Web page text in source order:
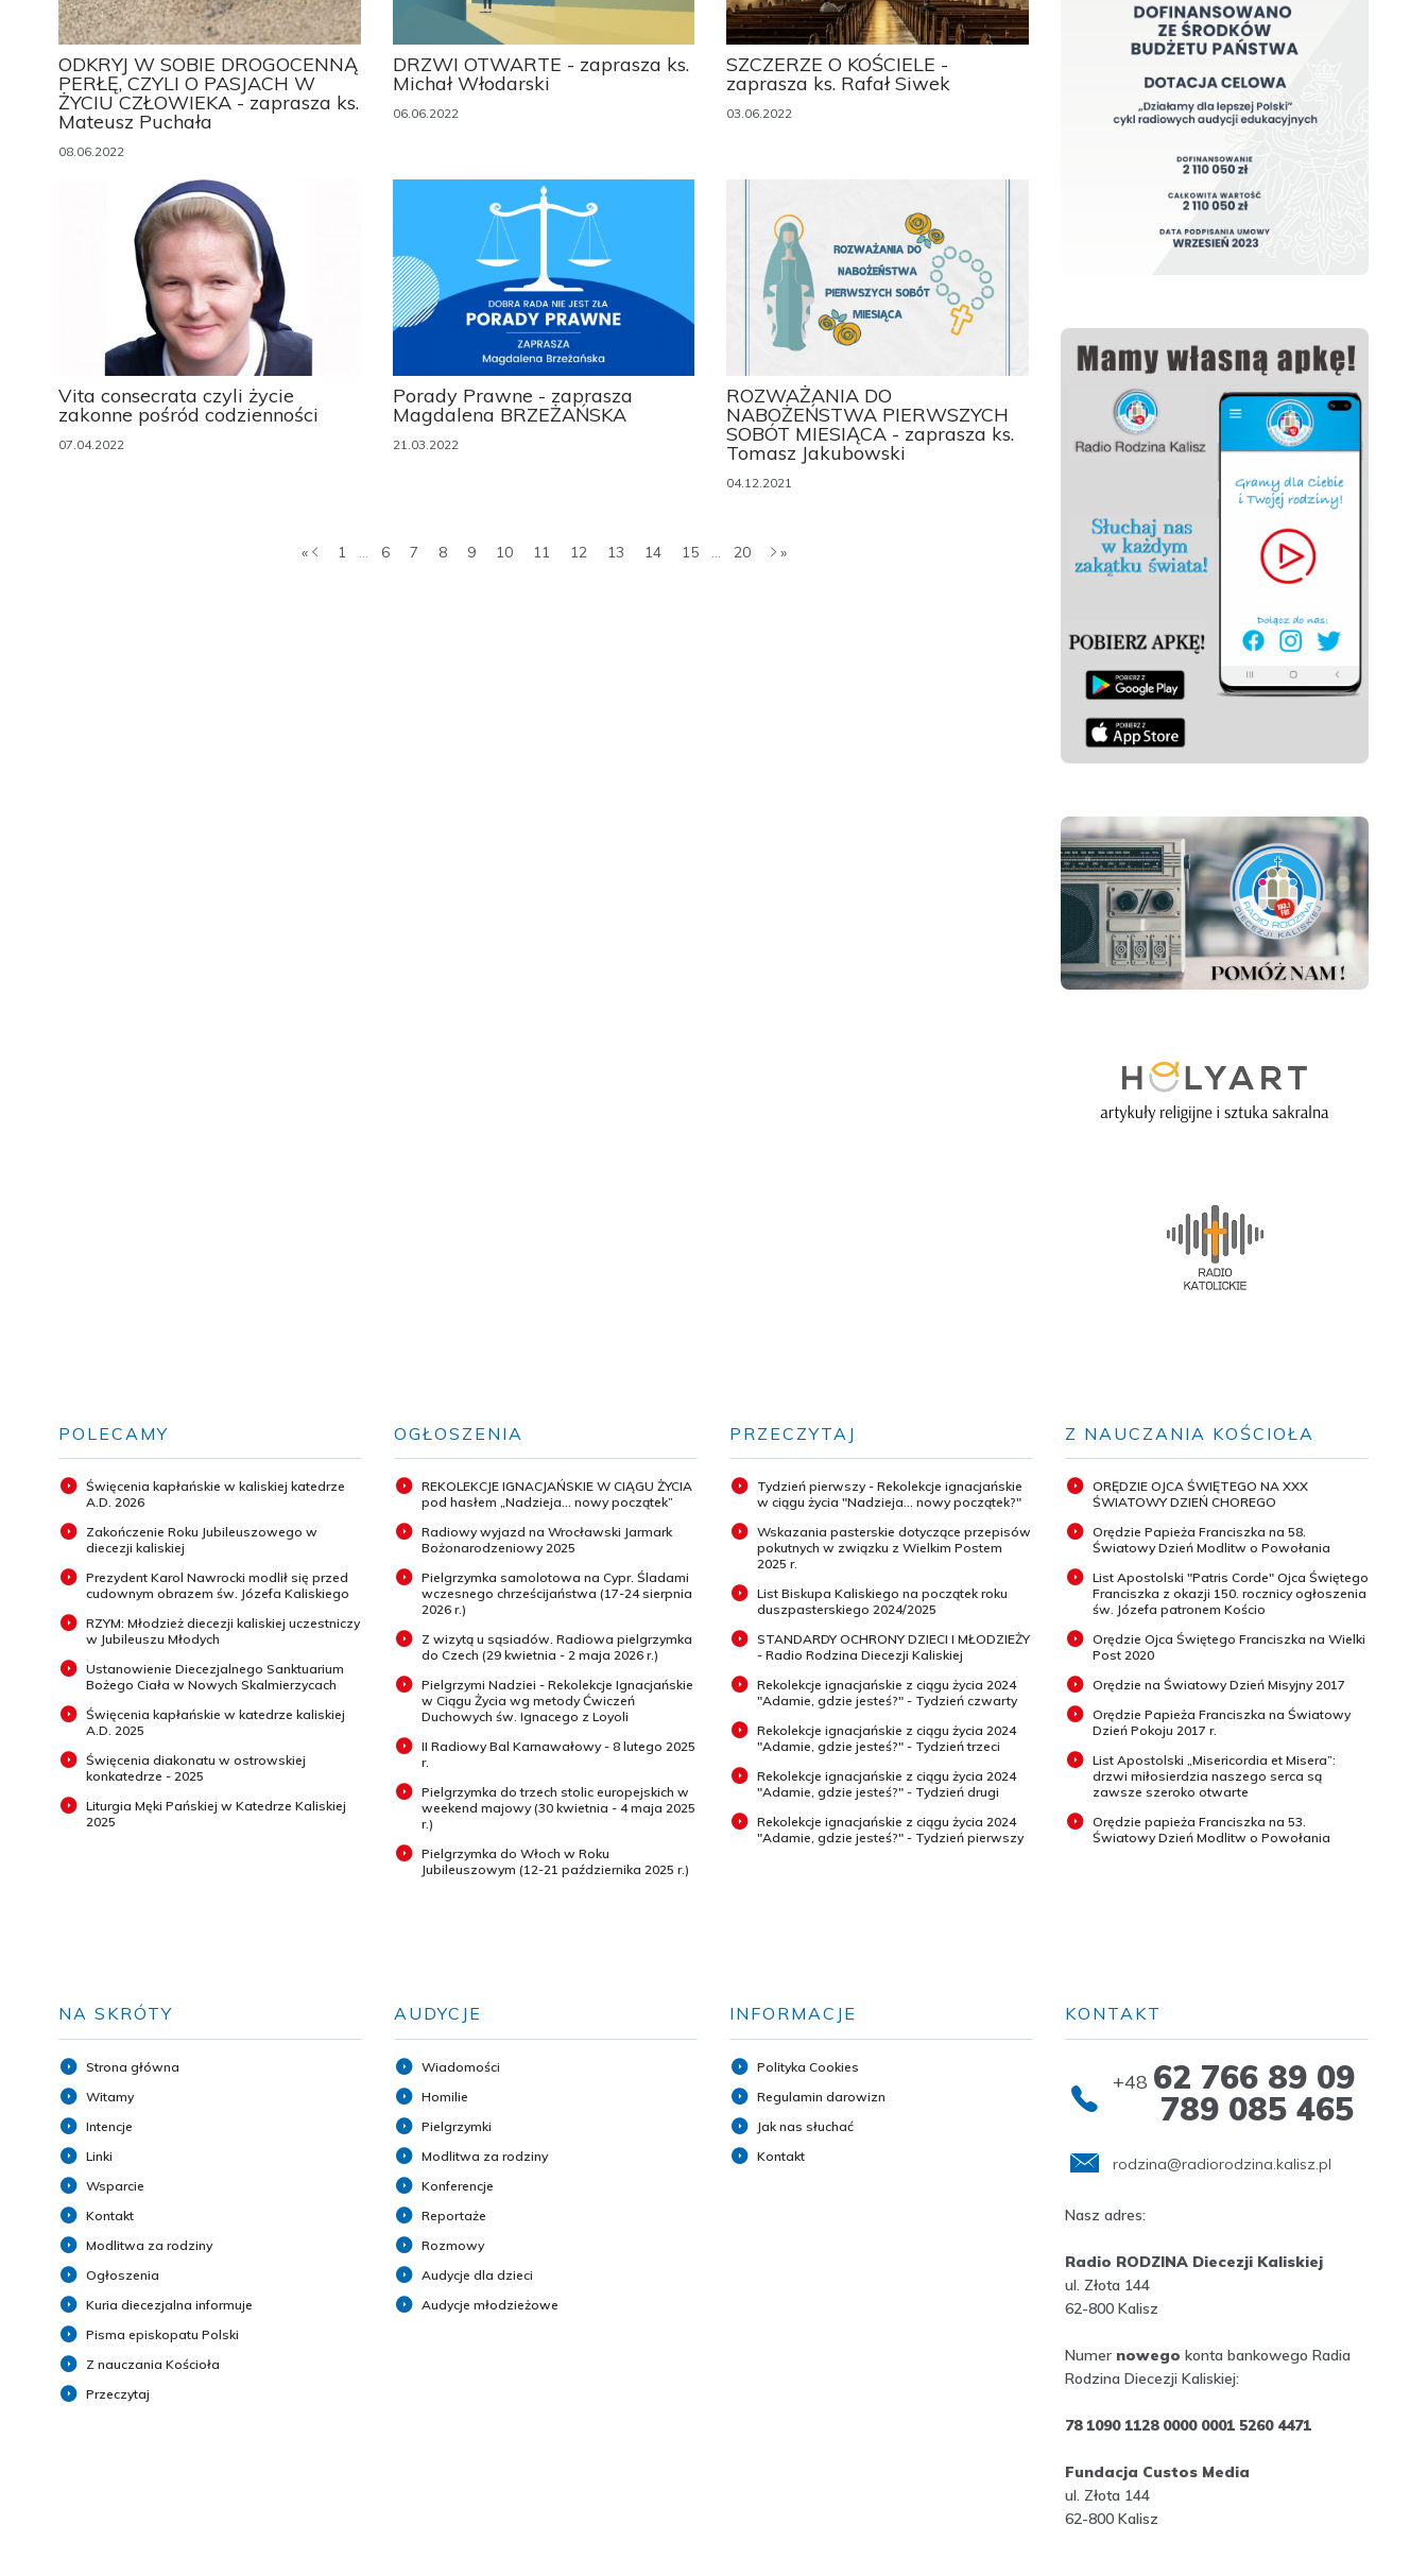
ODKRYJ W SOBIE DROGOCENNĄ
PERŁĘ, CZYLI O PASJACH W
ŻYCIU CZŁOWIEKA - zaprasza ks.
Mateusz Puchała
08.06.2022
DRZWI OTWARTE - zaprasza ks.
Michał Włodarski
06.06.2022
SZCZERZE O KOŚCIELE -
zaprasza ks. Rafał Siwek
03.06.2022
Vita consecrata czyli życie
zakonne pośród codzienności
07.04.2022
Porady Prawne - zaprasza
Magdalena BRZEŻAŃSKA
21.03.2022
ROZWAŻANIA DO
NABOŻEŃSTWA PIERWSZYCH
SOBÓT MIESIĄCA - zaprasza ks.
Tomasz Jakubowski
04.12.2021
« 1 ... 6 7 8 9 10 11 12 13 14 15 ... 20 »
POLECAMY
Święcenia kapłańskie w kaliskiej katedrze
A.D. 2026
Zakończenie Roku Jubileuszowego w
diecezji kaliskiej
Prezydent Karol Nawrocki modlił się przed
cudownym obrazem św. Józefa Kaliskiego
RZYM: Młodzież diecezji kaliskiej uczestniczy
w Jubileuszu Młodych
Ustanowienie Diecezjalnego Sanktuarium
Bożego Ciała w Nowych Skalmierzycach
Święcenia kapłańskie w katedrze kaliskiej
A.D. 2025
Święcenia diakonatu w ostrowskiej
konkatedrze - 2025
Liturgia Męki Pańskiej w Katedrze Kaliskiej
2025
OGŁOSZENIA
REKOLEKCJE IGNACJAŃSKIE W CIĄGU ŻYCIA
pod hasłem „Nadzieja... nowy początek”
Radiowy wyjazd na Wrocławski Jarmark
Bożonarodzeniowy 2025
Pielgrzymka samolotowa na Cypr. Śladami
wczesnego chrześcijaństwa (17-24 sierpnia
2026 r.)
Z wizytą u sąsiadów. Radiowa pielgrzymka
do Czech (29 kwietnia - 2 maja 2026 r.)
Pielgrzymi Nadziei - Rekolekcje Ignacjańskie
w Ciągu Życia wg metody Ćwiczeń
Duchowych św. Ignacego z Loyoli
II Radiowy Bal Karnawałowy - 8 lutego 2025
r.
Pielgrzymka do trzech stolic europejskich w
weekend majowy (30 kwietnia - 4 maja 2025
r.)
Pielgrzymka do Włoch w Roku
Jubileuszowym (12-21 października 2025 r.)
PRZECZYTAJ
Tydzień pierwszy - Rekolekcje ignacjańskie
w ciągu życia "Nadzieja... nowy początek?"
Wskazania pasterskie dotyczące przepisów
pokutnych w związku z Wielkim Postem
2025 r.
List Biskupa Kaliskiego na początek roku
duszpasterskiego 2024/2025
STANDARDY OCHRONY DZIECI I MŁODZIEŻY
- Radio Rodzina Diecezji Kaliskiej
Rekolekcje ignacjańskie z ciągu życia 2024
"Adamie, gdzie jesteś?" - Tydzień czwarty
Rekolekcje ignacjańskie z ciągu życia 2024
"Adamie, gdzie jesteś?" - Tydzień trzeci
Rekolekcje ignacjańskie z ciągu życia 2024
"Adamie, gdzie jesteś?" - Tydzień drugi
Rekolekcje ignacjańskie z ciągu życia 2024
"Adamie, gdzie jesteś?" - Tydzień pierwszy
Z NAUCZANIA KOŚCIOŁA
ORĘDZIE OJCA ŚWIĘTEGO NA XXX
ŚWIATOWY DZIEŃ CHOREGO
Orędzie Papieża Franciszka na 58.
Światowy Dzień Modlitw o Powołania
List Apostolski "Patris Corde" Ojca Świętego
Franciszka z okazji 150. rocznicy ogłoszenia
św. Józefa patronem Kościo
Orędzie Ojca Świętego Franciszka na Wielki
Post 2020
Orędzie na Światowy Dzień Misyjny 2017
Orędzie Papieża Franciszka na Światowy
Dzień Pokoju 2017 r.
List Apostolski „Misericordia et Misera”:
drzwi miłosierdzia naszego serca są
zawsze szeroko otwarte
Orędzie papieża Franciszka na 53.
Światowy Dzień Modlitw o Powołania
NA SKRÓTY
Strona główna
Witamy
Intencje
Linki
Wsparcie
Kontakt
Modlitwa za rodziny
Ogłoszenia
Kuria diecezjalna informuje
Pisma episkopatu Polski
Z nauczania Kościoła
Przeczytaj
AUDYCJE
Wiadomości
Homilie
Pielgrzymki
Modlitwa za rodziny
Konferencje
Reportaże
Rozmowy
Audycje dla dzieci
Audycje młodzieżowe
INFORMACJE
Polityka Cookies
Regulamin darowizn
Jak nas słuchać
Kontakt
KONTAKT
+48 62 766 89 09
789 085 465
rodzina@radiorodzina.kalisz.pl
Nasz adres:
Radio RODZINA Diecezji Kaliskiej
ul. Złota 144
62-800 Kalisz
Numer nowego konta bankowego Radia
Rodzina Diecezji Kaliskiej:
78 1090 1128 0000 0001 5260 4471
Fundacja Custos Media
ul. Złota 144
62-800 Kalisz